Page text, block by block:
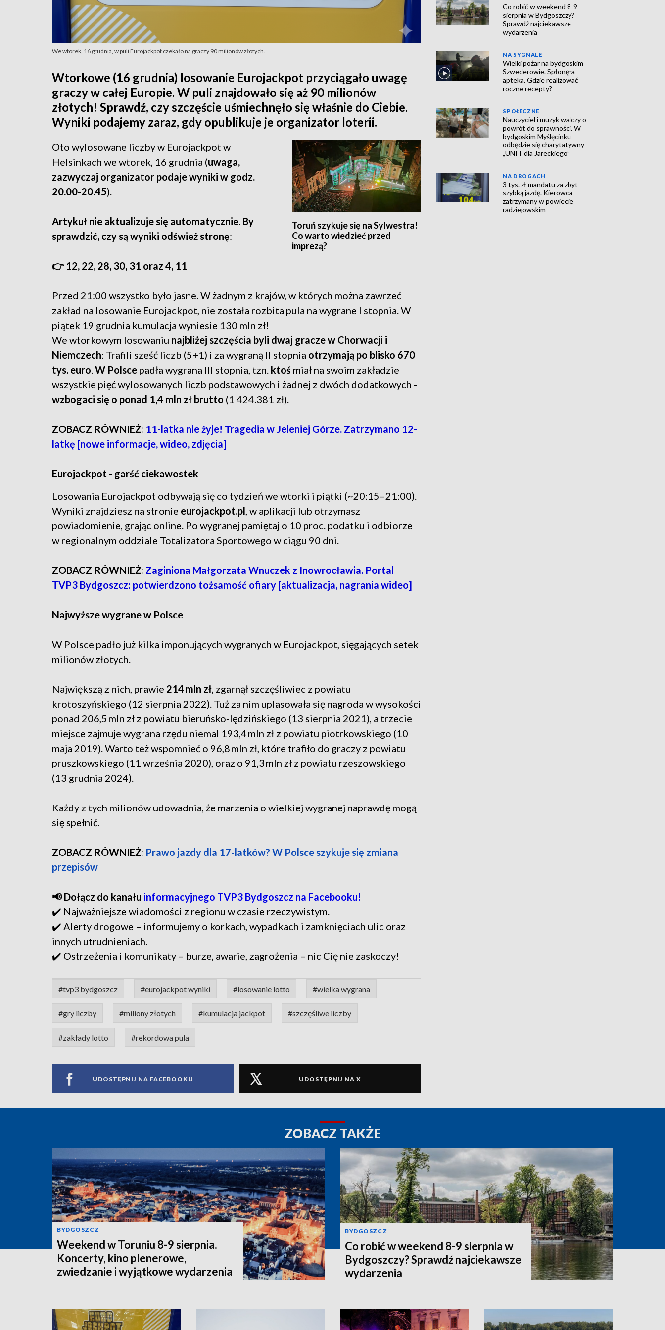
We wtorek, 16 grudnia, w puli Eurojackpot czekało na graczy 90 milionów złotych.
Wtorkowe (16 grudnia) losowanie Eurojackpot przyciągało uwagę
graczy w całej Europie. W puli znajdowało się aż 90 milionów
złotych! Sprawdź, czy szczęście uśmiechnęło się właśnie do Ciebie.
Wyniki podajemy zaraz, gdy opublikuje je organizator loterii.
Toruń szykuje się na Sylwestra!
Co warto wiedzieć przed
imprezą?
Oto wylosowane liczby w Eurojackpot w
Helsinkach we wtorek, 16 grudnia (uwaga,
zazwyczaj organizator podaje wyniki w godz.
20.00-20.45).
Artykuł nie aktualizuje się automatycznie. By
sprawdzić, czy są wyniki odśwież stronę:
👉 12, 22, 28, 30, 31 oraz 4, 11
Przed 21:00 wszystko było jasne. W żadnym z krajów, w których można zawrzeć
zakład na losowanie Eurojackpot, nie została rozbita pula na wygrane I stopnia. W
piątek 19 grudnia kumulacja wyniesie 130 mln zł!
We wtorkowym losowaniu najbliżej szczęścia byli dwaj gracze w Chorwacji i
Niemczech: Trafili sześć liczb (5+1) i za wygraną II stopnia otrzymają po blisko 670
tys. euro.W Polsce padła wygrana III stopnia, tzn. ktoś miał na swoim zakładzie
wszystkie pięć wylosowanych liczb podstawowych i żadnej z dwóch dodatkowych -
wzbogaci się o ponad 1,4 mln zł brutto (1 424.381 zł).
ZOBACZ RÓWNIEŻ: 11-latka nie żyje! Tragedia w Jeleniej Górze. Zatrzymano 12-
latkę [nowe informacje, wideo, zdjęcia]
Eurojackpot - garść ciekawostek
Losowania Eurojackpot odbywają się co tydzień we wtorki i piątki (~20:15–21:00).
Wyniki znajdziesz na stronie eurojackpot.pl , w aplikacji lub otrzymasz
powiadomienie, grając online. Po wygranej pamiętaj o 10 proc. podatku i odbiorze
w regionalnym oddziale Totalizatora Sportowego w ciągu 90 dni.
ZOBACZ RÓWNIEŻ: Zaginiona Małgorzata Wnuczek z Inowrocławia. Portal
TVP3 Bydgoszcz: potwierdzono tożsamość ofiary [aktualizacja, nagrania wideo]
Najwyższe wygrane w Polsce
W Polsce padło już kilka imponujących wygranych w Eurojackpot, sięgających setek
milionów złotych.
Największą z nich, prawie 214 mln zł, zgarnął szczęśliwiec z powiatu
krotoszyńskiego (12 sierpnia 2022). Tuż za nim uplasowała się nagroda w wysokości
ponad 206,5 mln zł z powiatu bieruńsko‑lędzińskiego (13 sierpnia 2021), a trzecie
miejsce zajmuje wygrana rzędu niemal 193,4 mln zł z powiatu piotrkowskiego (10
maja 2019). Warto też wspomnieć o 96,8 mln zł, które trafiło do graczy z powiatu
pruszkowskiego (11 września 2020), oraz o 91,3 mln zł z powiatu rzeszowskiego
(13 grudnia 2024).
Każdy z tych milionów udowadnia, że marzenia o wielkiej wygranej naprawdę mogą
się spełnić.
ZOBACZ RÓWNIEŻ: Prawo jazdy dla 17-latków? W Polsce szykuje się zmiana
przepisów
📢 Dołącz do kanału informacyjnego TVP3 Bydgoszcz na Facebooku!
✔️ Najważniejsze wiadomości z regionu w czasie rzeczywistym.
✔️ Alerty drogowe – informujemy o korkach, wypadkach i zamknięciach ulic oraz
innych utrudnieniach.
✔️ Ostrzeżenia i komunikaty – burze, awarie, zagrożenia – nic Cię nie zaskoczy!
#tvp3 bydgoszcz #eurojackpot wyniki #losowanie lotto #wielka wygrana
#gry liczby #miliony złotych #kumulacja jackpot #szczęśliwe liczby
#zakłady lotto #rekordowa pula
UDOSTĘPNIJ NA FACEBOOKU UDOSTĘPNIJ NA X
Co robić w weekend 8-9
sierpnia w Bydgoszczy?
Sprawdź najciekawsze
wydarzenia
NA SYGNALE
Wielki pożar na bydgoskim
Szwederowie. Spłonęła
apteka. Gdzie realizować
roczne recepty?
SPOŁECZNE
Nauczyciel i muzyk walczy o
powrót do sprawności. W
bydgoskim Myślęcinku
odbędzie się charytatywny
„UNIT dla Jareckiego”
NA DROGACH
3 tys. zł mandatu za zbyt
szybką jazdę. Kierowca
zatrzymany w powiecie
radziejowskim
ZOBACZ TAKŻE
BYDGOSZCZ
Weekend w Toruniu 8-9 sierpnia.
Koncerty, kino plenerowe,
zwiedzanie i wyjątkowe wydarzenia
BYDGOSZCZ
Co robić w weekend 8-9 sierpnia w
Bydgoszczy? Sprawdź najciekawsze
wydarzenia